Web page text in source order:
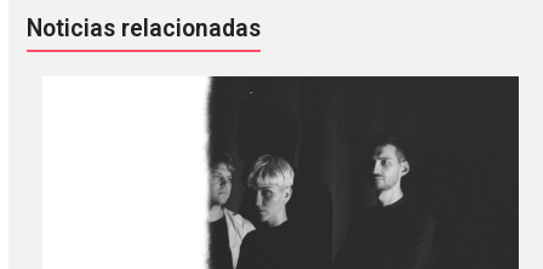
Noticias relacionadas